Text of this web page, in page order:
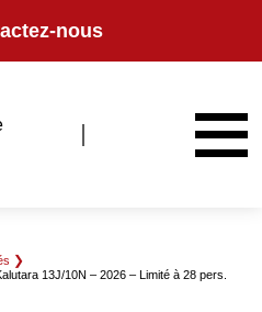
nous
13J/10N – 2026 – Limité à 28 pers.